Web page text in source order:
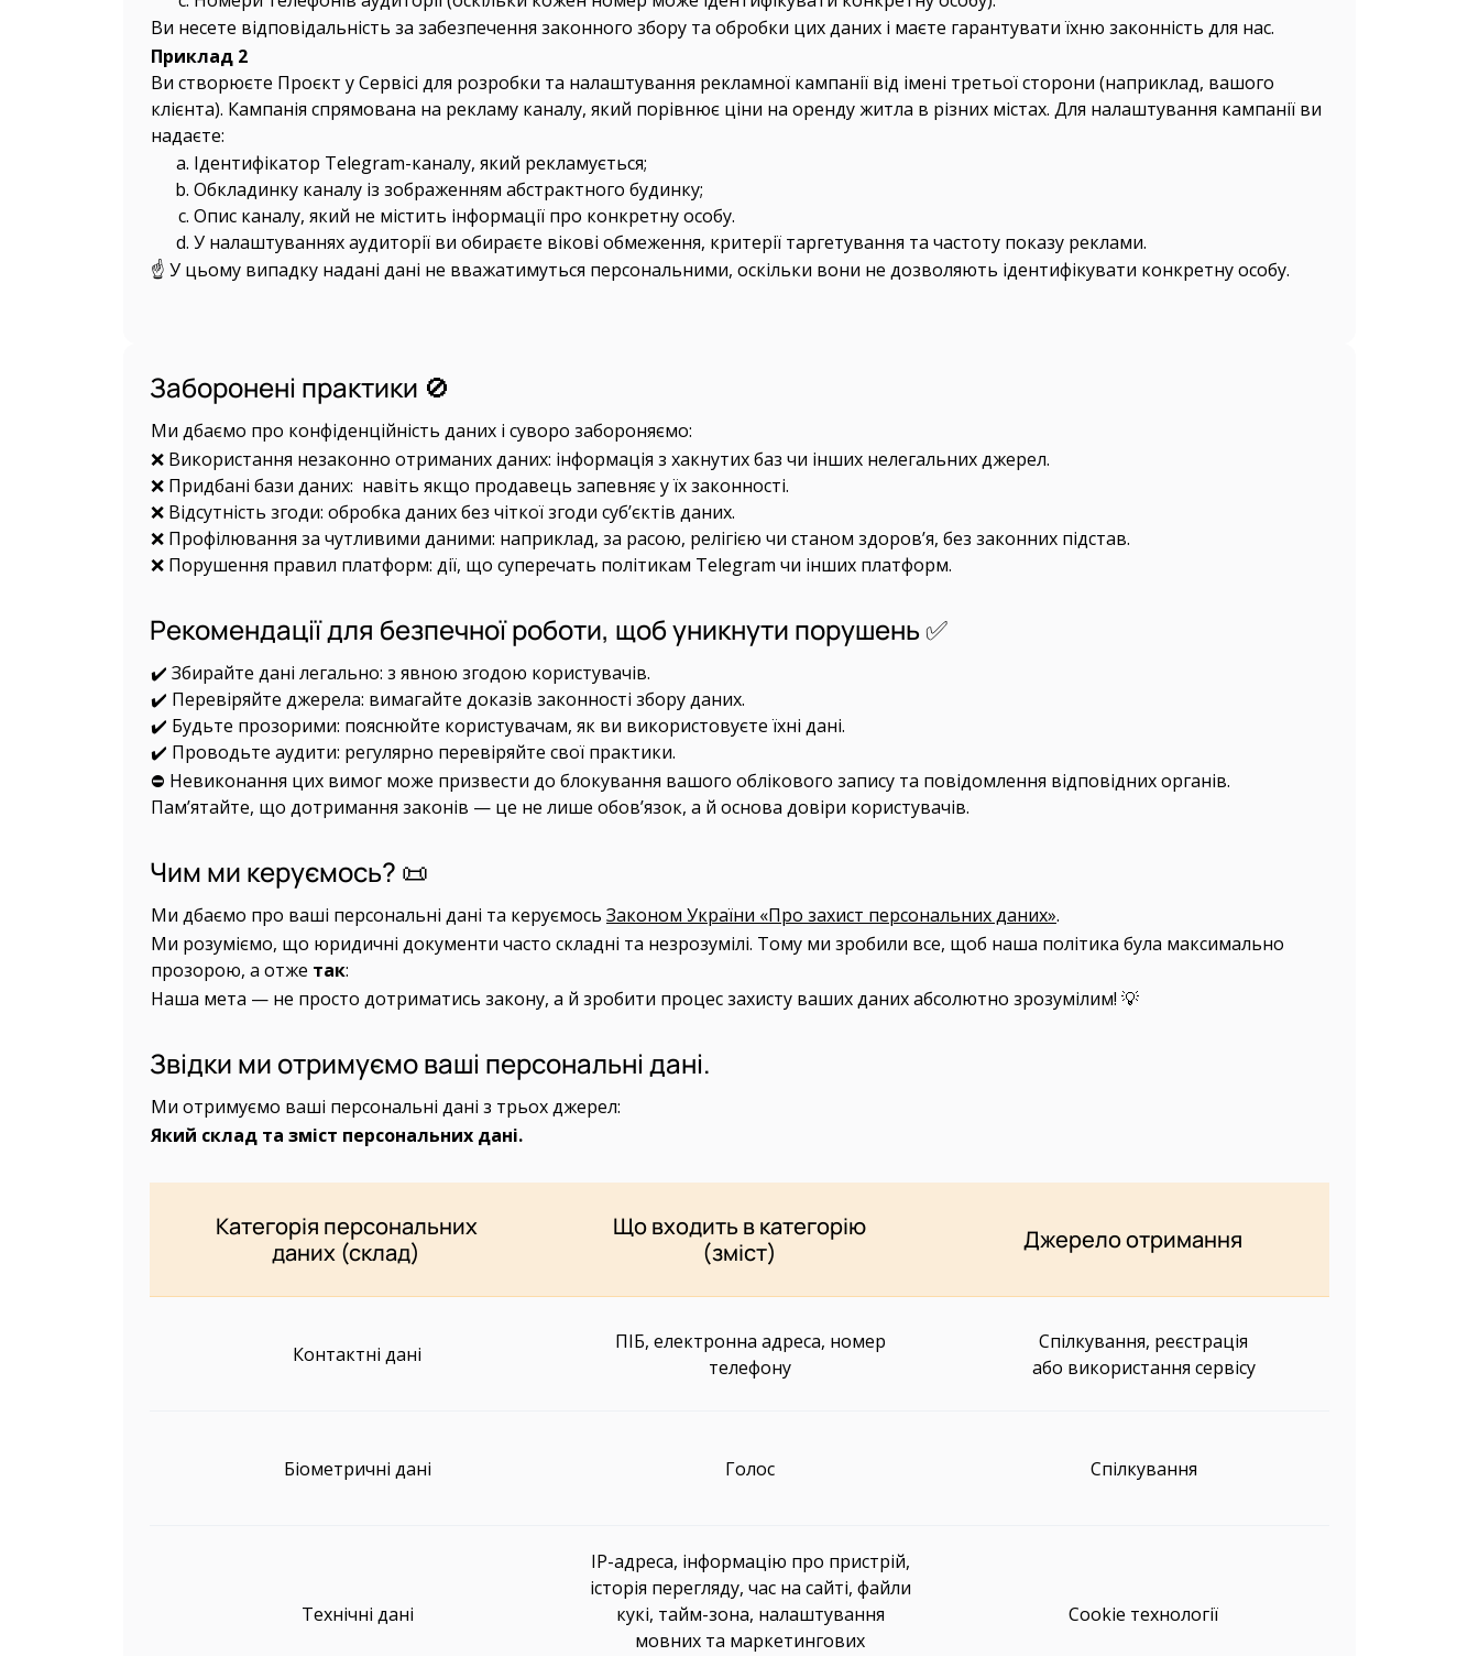
Ви несете відповідальність за забезпечення законного збору та обробки цих даних і маєте гарантувати їхню законність для нас.
Приклад 2
Ви створюєте Проєкт у Сервісі для розробки та налаштування рекламної кампанії від імені третьої сторони (наприклад, вашого
клієнта). Кампанія спрямована на рекламу каналу, який порівнює ціни на оренду житла в різних містах. Для налаштування кампанії ви
надаєте:
Ідентифікатор Telegram-каналу, який рекламується;
Обкладинку каналу із зображенням абстрактного будинку;
Опис каналу, який не містить інформації про конкретну особу.
У налаштуваннях аудиторії ви обираєте вікові обмеження, критерії таргетування та частоту показу реклами.
☝️ У цьому випадку надані дані не вважатимуться персональними, оскільки вони не дозволяють ідентифікувати конкретну особу.
Заборонені практики 🚫
Ми дбаємо про конфіденційність даних і суворо забороняємо:
❌ Використання незаконно отриманих даних: інформація з хакнутих баз чи інших нелегальних джерел.
❌ Придбані бази даних: навіть якщо продавець запевняє у їх законності.
❌ Відсутність згоди: обробка даних без чіткої згоди суб’єктів даних.
❌ Профілювання за чутливими даними: наприклад, за расою, релігією чи станом здоров’я, без законних підстав.
❌ Порушення правил платформ: дії, що суперечать політикам Telegram чи інших платформ.
Рекомендації для безпечної роботи, щоб уникнути порушень ✅
✔️ Збирайте дані легально: з явною згодою користувачів.
✔️ Перевіряйте джерела: вимагайте доказів законності збору даних.
✔️ Будьте прозорими: пояснюйте користувачам, як ви використовуєте їхні дані.
✔️ Проводьте аудити: регулярно перевіряйте свої практики.
⛔ Невиконання цих вимог може призвести до блокування вашого облікового запису та повідомлення відповідних органів.
Пам’ятайте, що дотримання законів — це не лише обов’язок, а й основа довіри користувачів.
Чим ми керуємось? 📜
Ми дбаємо про ваші персональні дані та керуємось Законом України «Про захист персональних даних».
Ми розуміємо, що юридичні документи часто складні та незрозумілі. Тому ми зробили все, щоб наша політика була максимально
прозорою, а отже так:
Наша мета — не просто дотриматись закону, а й зробити процес захисту ваших даних абсолютно зрозумілим! 💡
Звідки ми отримуємо ваші персональні дані.
Ми отримуємо ваші персональні дані з трьох джерел:
Який склад та зміст персональних дані.
Категорія персональних
даних (склад)
Що входить в категорію
(зміст)
Джерело отримання
Контактні дані
ПІБ, електронна адреса, номер
телефону
Спілкування, реєстрація
або використання сервісу
Біометричні дані Голос Спілкування
Технічні дані
IP-адреса, інформацію про пристрій,
історія перегляду, час на сайті, файли
кукі, тайм-зона, налаштування
мовних та маркетингових
Cookie технології